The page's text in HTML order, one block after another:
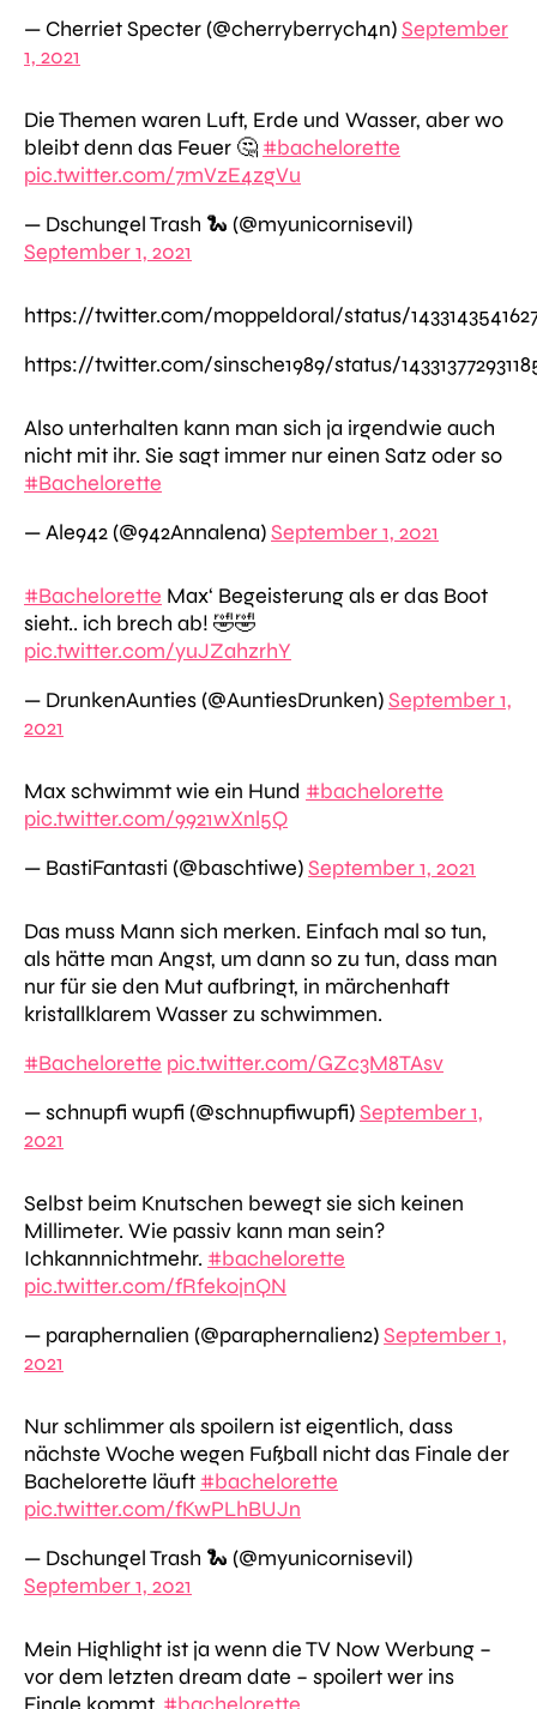
— Cherriet Specter (@cherryberrych4n)September
1, 2021
Die Themen waren Luft, Erde und Wasser, aber wo
bleibt denn das Feuer 🤔 #bachelorette
pic.twitter.com/7mVzE4zgVu
— Dschungel Trash 🐍 (@myunicornisevil)
September 1, 2021
https://twitter.com/moppeldoral/status/
https://twitter.com/sinsche1989/status/
Also unterhalten kann man sich ja irgendwie auch
nicht mit ihr. Sie sagt immer nur einen Satz oder so
#Bachelorette
— Ale942 (@942Annalena)September 1, 2021
#Bachelorette Max‘ Begeisterung als er das Boot
sieht.. ich brech ab! 🤣🤣
pic.twitter.com/yuJZahzrhY
— DrunkenAunties (@AuntiesDrunken)September 1,
2021
Max schwimmt wie ein Hund #bachelorette
pic.twitter.com/9921wXnl5Q
— BastiFantasti (@baschtiwe)September 1, 2021
Das muss Mann sich merken. Einfach mal so tun,
als hätte man Angst, um dann so zu tun, dass man
nur für sie den Mut aufbringt, in märchenhaft
kristallklarem Wasser zu schwimmen.
#Bachelorette pic.twitter.com/GZc3M8TAsv
— schnupfi wupfi (@schnupfiwupfi)September 1,
2021
Selbst beim Knutschen bewegt sie sich keinen
Millimeter. Wie passiv kann man sein?
Ichkannnichtmehr. #bachelorette
pic.twitter.com/fRfekojnQN
— paraphernalien (@paraphernalien2)September 1,
2021
Nur schlimmer als spoilern ist eigentlich, dass
nächste Woche wegen Fußball nicht das Finale der
Bachelorette läuft #bachelorette
pic.twitter.com/fKwPLhBUJn
— Dschungel Trash 🐍 (@myunicornisevil)
September 1, 2021
Mein Highlight ist ja wenn die TV Now Werbung –
vor dem letzten dream date – spoilert wer ins